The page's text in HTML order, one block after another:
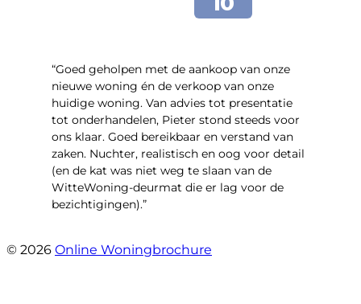
“Goed geholpen met de aankoop van onze
nieuwe woning én de verkoop van onze
huidige woning. Van advies tot presentatie
tot onderhandelen, Pieter stond steeds voor
ons klaar. Goed bereikbaar en verstand van
zaken. Nuchter, realistisch en oog voor detail
(en de kat was niet weg te slaan van de
WitteWoning-deurmat die er lag voor de
bezichtigingen).”
© 2026 Online Woningbrochure